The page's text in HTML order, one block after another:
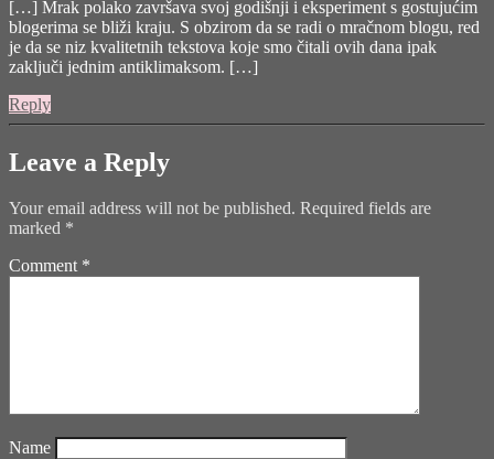
[…] Mrak polako završava svoj godišnji i eksperiment s gostujućim
blogerima se bliži kraju. S obzirom da se radi o mračnom blogu, red
je da se niz kvalitetnih tekstova koje smo čitali ovih dana ipak
zaključi jednim antiklimaksom. […]
Reply
Leave a Reply
Your email address will not be published. Required fields are
marked *
Comment *
Name